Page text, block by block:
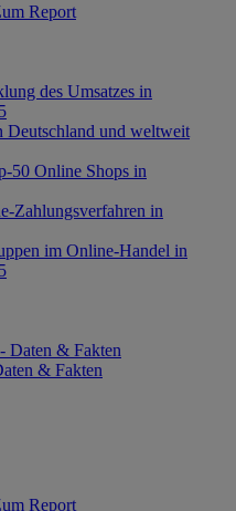
Report
des Umsatzes in
Deutschland und weltweit
50 Online Shops in
Zahlungsverfahren in
im Online-Handel in
Daten & Fakten
& Fakten
Report